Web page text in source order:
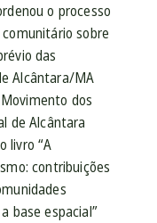
o processo
sobre
das
Alcântara/MA
dos
de Alcântara
livro “A
contribuições
base espacial”